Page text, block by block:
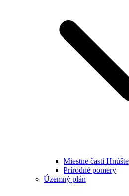
Miestne časti Hnúšte
Prírodné pomery
Územný plán